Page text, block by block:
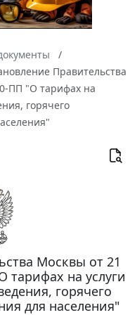
Правительства
ПП "О тарифах на
горячего
Москвы от 21
тарифах на услуги
горячего
для населения"